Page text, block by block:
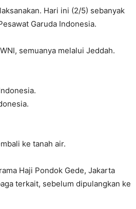
Hari ini (2/5) sebanyak
Garuda Indonesia.
semuanya melalui Jeddah.
ke tanah air.
Haji Pondok Gede, Jakarta
terkait, sebelum dipulangkan ke